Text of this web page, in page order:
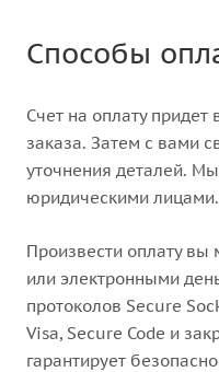
Способы
Счет на оплату
заказа. Затем с вами
уточнения деталей.
юридическими лицами.
Произвести оплату вы
или электронными
протоколов Secure
Visa, Secure Code и
гарантирует